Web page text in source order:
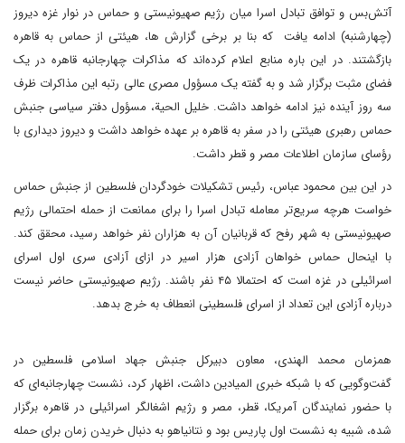
آتش‌بس و توافق تبادل اسرا میان رژیم صهیونیستی و حماس در نوار غزه دیروز
(چهارشنبه) ادامه یافت که بنا بر برخی گزارش ها، هیئتی از حماس به قاهره
بازگشتند. در این باره منابع اعلام کرده‌اند که مذاکرات چهارجانبه قاهره در یک
فضای مثبت برگزار شد و به گفته یک مسؤول مصری عالی رتبه این مذاکرات ظرف
سه روز آینده نیز ادامه خواهد داشت. خلیل الحیة، مسؤول دفتر سیاسی جنبش
حماس رهبری هیئتی را در سفر به قاهره بر عهده خواهد داشت و دیروز دیداری با
رؤسای سازمان اطلاعات مصر و قطر داشت.
در این بین محمود عباس، رئیس تشکیلات خودگردان فلسطین از جنبش حماس
خواست هرچه سریع‌تر معامله تبادل اسرا را برای ممانعت از حمله احتمالی رژیم
صهیونیستی به شهر رفح که قربانیان آن به هزاران نفر خواهد رسید، محقق کند.
با اینحال حماس خواهان آزادی هزار اسیر در ازای آزادی سری اول اسرای
اسرائیلی در غزه است که احتمالا ۴۵ نفر باشند. رژیم صهیونیستی حاضر نیست
درباره آزادی این تعداد از اسرای فلسطینی انعطاف به خرج بدهد.
همزمان محمد الهندی، معاون دبیرکل جنبش جهاد اسلامی فلسطین در
گفت‌وگویی که با شبکه خبری المیادین داشت، اظهار کرد، نشست چهارجانبه‌ای که
با حضور نمایندگان آمریکا، قطر، مصر و رژیم اشغالگر اسرائیلی در قاهره برگزار
شده، شبیه به نشست اول پاریس بود و نتانیاهو به دنبال خریدن زمان برای حمله